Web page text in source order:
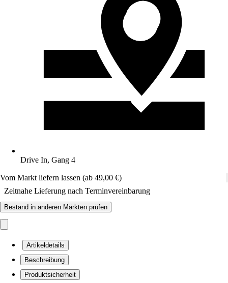
Drive In, Gang 4
Vom Markt liefern lassen (ab 49,00 €)
Zeitnahe Lieferung nach Terminvereinbarung
Bestand in anderen Märkten prüfen
Artikeldetails
Beschreibung
Produktsicherheit